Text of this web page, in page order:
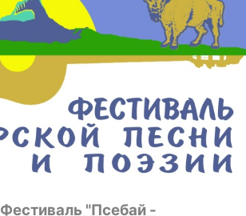
Фестиваль "Псебай -